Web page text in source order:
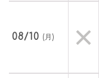
08/10 (月)